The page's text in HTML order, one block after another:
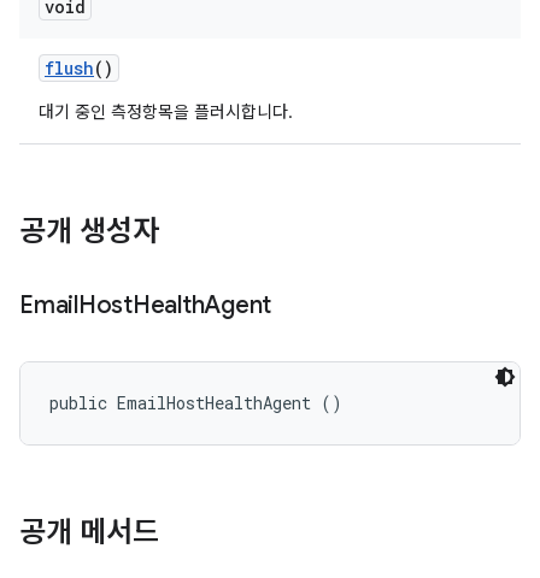
void
flush()
대기 중인 측정항목을 플러시합니다.
공개 생성자
EmailHostHealthAgent
public EmailHostHealthAgent ()
공개 메서드